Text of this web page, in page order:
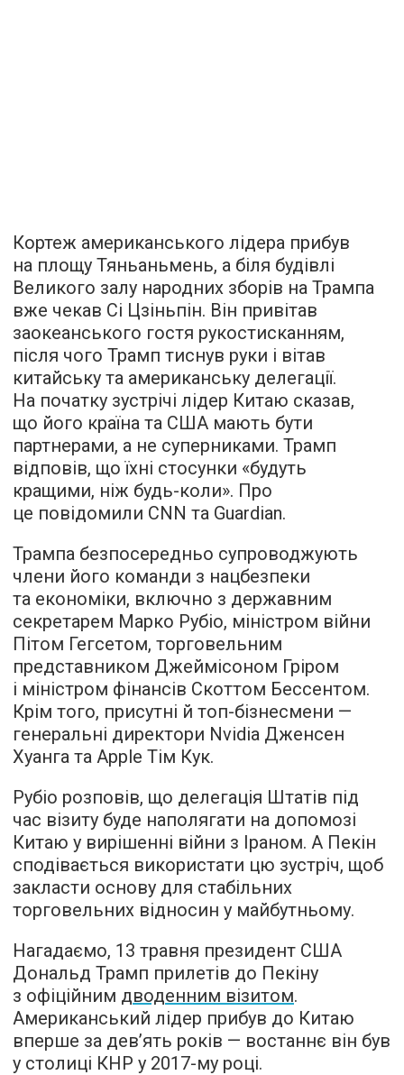
Кортеж американського лідера прибув
на площу Тяньаньмень, а біля будівлі
Великого залу народних зборів на Трампа
вже чекав Сі Цзіньпін. Він привітав
заокеанського гостя рукостисканням,
після чого Трамп тиснув руки і вітав
китайську та американську делегації.
На початку зустрічі лідер Китаю сказав,
що його країна та США мають бути
партнерами, а не суперниками. Трамп
відповів, що їхні стосунки «будуть
кращими, ніж будь-коли». Про
це повідомили CNN та Guardian.
Трампа безпосередньо супроводжують
члени його команди з нацбезпеки
та економіки, включно з державним
секретарем Марко Рубіо, міністром війни
Пітом Гегсетом, торговельним
представником Джеймісоном Гріром
і міністром фінансів Скоттом Бессентом.
Крім того, присутні й топ-бізнесмени —
генеральні директори Nvidia Дженсен
Хуанга та Apple Тім Кук.
Рубіо розповів, що делегація Штатів під
час візиту буде наполягати на допомозі
Китаю у вирішенні війни з Іраном. А Пекін
сподівається використати цю зустріч, щоб
закласти основу для стабільних
торговельних відносин у майбутньому.
Нагадаємо, 13 травня президент США
Дональд Трамп прилетів до Пекіну
з офіційним дводенним візитом.
Американський лідер прибув до Китаю
вперше за дев’ять років — востаннє він був
у столиці КНР у 2017-му році.